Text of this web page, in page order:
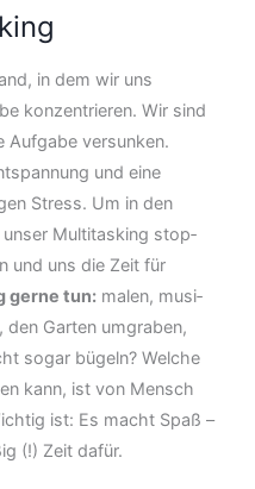
in dem wir uns
konzentrieren. Wir sind
Aufgabe versunken.
und eine
Stress. Um in den
unser Mul­ti­tas­king stop­
und uns die Zeit für
ger­ne tun: malen, musi­
den Gar­ten umgra­ben,
sogar bügeln? Welche
kann, ist von Mensch
ist: Es macht Spaß –
(!) Zeit dafür.